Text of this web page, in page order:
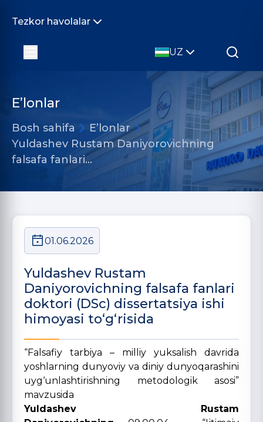
Tezkor havolalar
UZ
E’lonlar
Bosh sahifa
E’lonlar
Yuldashev Rustam Daniyorovichning
falsafa fanlari…
01.06.2026
Yuldashev Rustam
Daniyorovichning falsafa fanlari
doktori (DSc) dissertatsiya ishi
himoyasi to‘g‘risida
“Falsafiy tarbiya – milliy yuksalish davrida
yoshlarning dunyoviy va diniy dunyoqarashini
uyg‘unlashtirishning metodologik asosi”
mavzusida
Yuldashev Rustam